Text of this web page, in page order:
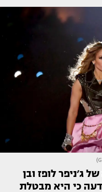
ג׳ניפר לופז ובן
כי היא מבטלת